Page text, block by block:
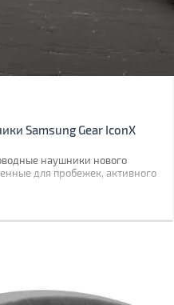
Samsung Gear IconX
наушники нового
для пробежек, активного